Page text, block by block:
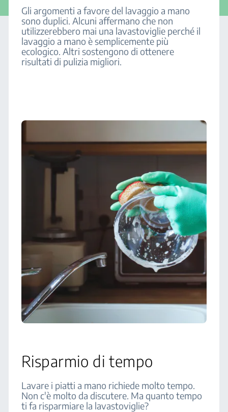
Gli argomenti a favore del lavaggio a mano
sono duplici. Alcuni affermano che non
utilizzerebbero mai una lavastoviglie perché il
lavaggio a mano è semplicemente più
ecologico. Altri sostengono di ottenere
risultati di pulizia migliori.
Risparmio di tempo
Lavare i piatti a mano richiede molto tempo.
Non c'è molto da discutere. Ma quanto tempo
ti fa risparmiare la lavastoviglie?